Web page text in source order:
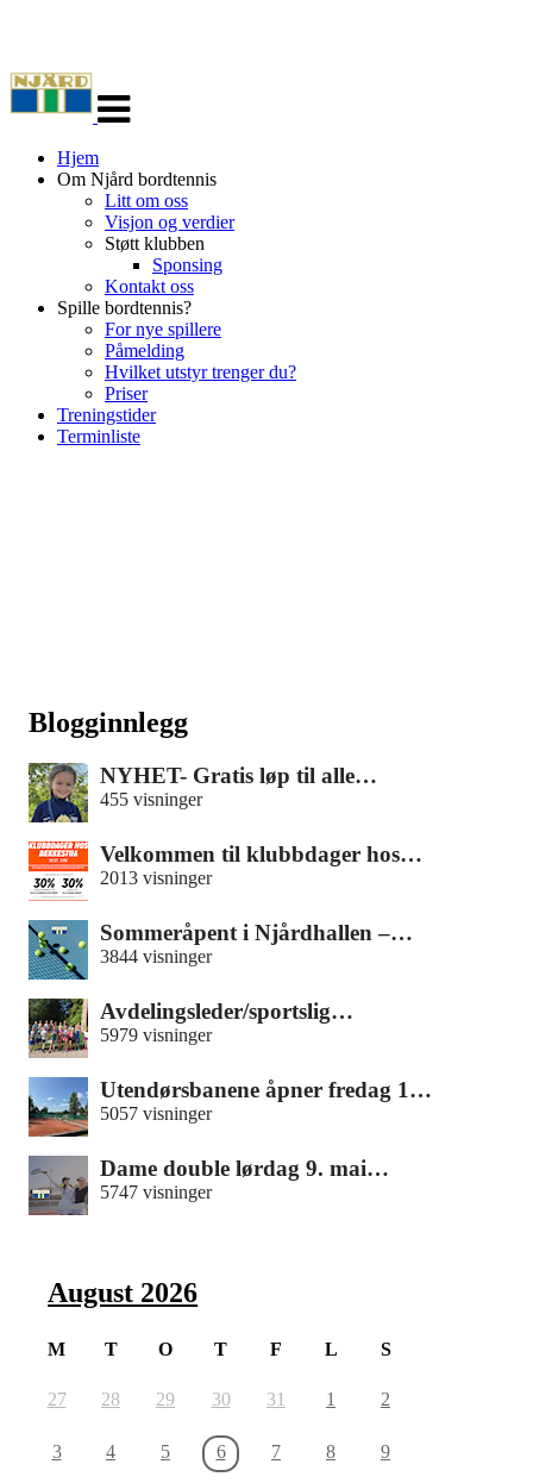
navigasjon
Hjem
Om Njård bordtennis
Litt om oss
Visjon og verdier
Støtt klubben
Sponsing
Kontakt oss
Spille bordtennis?
For nye spillere
Påmelding
Hvilket utstyr trenger du?
Priser
Treningstider
Terminliste
Blogginnlegg
NYHET- Gratis løp til alle…
455 visninger
Velkommen til klubbdager hos…
2013 visninger
Sommeråpent i Njårdhallen –…
3844 visninger
Avdelingsleder/sportslig…
5979 visninger
Utendørsbanene åpner fredag 1…
5057 visninger
Dame double lørdag 9. mai…
5747 visninger
August 2026
M T O T F L S
27 28 29 30 31 1 2
3 4 5 6 7 8 9